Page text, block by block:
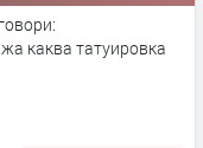
каква татуировка